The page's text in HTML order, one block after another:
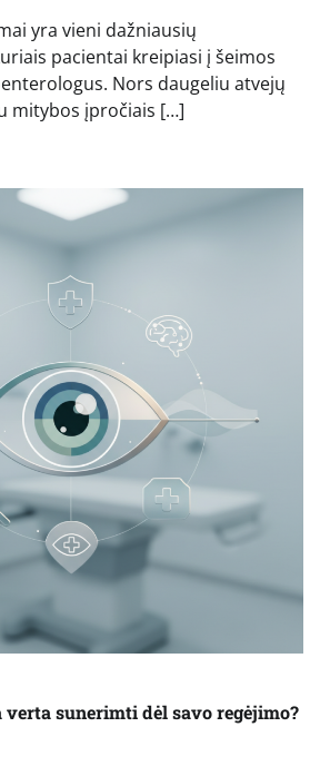
yra vieni dažniausių
pacientai kreipiasi į šeimos
Nors daugeliu atvejų
mitybos įpročiais […]
verta sunerimti dėl savo regėjimo?